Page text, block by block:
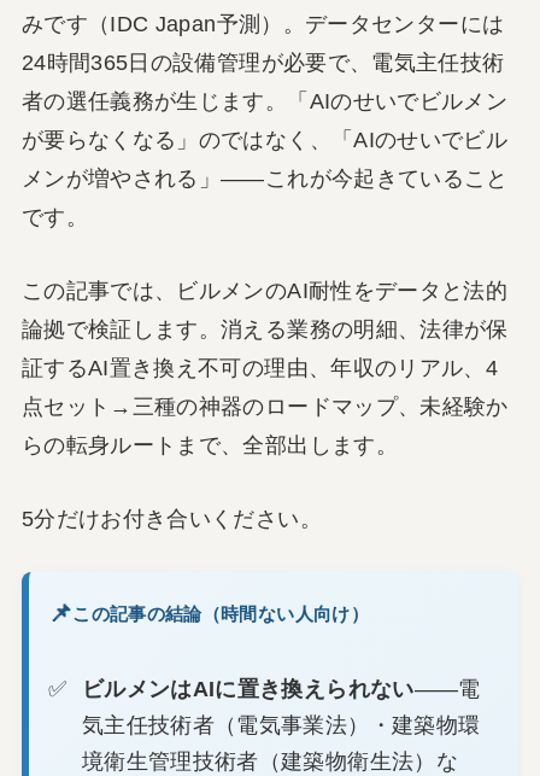
みです（IDC Japan予測）。データセンターには
24時間365日の設備管理が必要で、電気主任技術
者の選任義務が生じます。「AIのせいでビルメン
が要らなくなる」のではなく、「AIのせいでビル
メンが増やされる」——これが今起きていること
です。
この記事では、ビルメンのAI耐性をデータと法的
論拠で検証します。消える業務の明細、法律が保
証するAI置き換え不可の理由、年収のリアル、4
点セット→三種の神器のロードマップ、未経験か
らの転身ルートまで、全部出します。
5分だけお付き合いください。
この記事の結論（時間ない人向け）
ビルメンはAIに置き換えられない——電
気主任技術者（電気事業法）・建築物環
境衛生管理技術者（建築物衛生法）な